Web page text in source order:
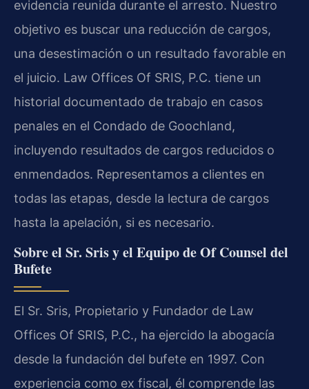
evidencia reunida durante el arresto. Nuestro
objetivo es buscar una reducción de cargos,
una desestimación o un resultado favorable en
el juicio. Law Offices Of SRIS, P.C. tiene un
historial documentado de trabajo en casos
penales en el Condado de Goochland,
incluyendo resultados de cargos reducidos o
enmendados. Representamos a clientes en
todas las etapas, desde la lectura de cargos
hasta la apelación, si es necesario.
Sobre el Sr. Sris y el Equipo de Of Counsel del
Bufete
El Sr. Sris, Propietario y Fundador de Law
Offices Of SRIS, P.C., ha ejercido la abogacía
desde la fundación del bufete en 1997. Con
experiencia como ex fiscal, él comprende las